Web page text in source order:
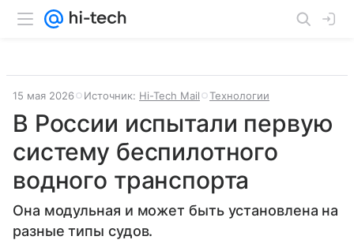
15 мая 2026 Источник: Hi-Tech Mail Технологии
В России испытали первую
систему беспилотного
водного транспорта
Она модульная и может быть установлена на
разные типы судов.